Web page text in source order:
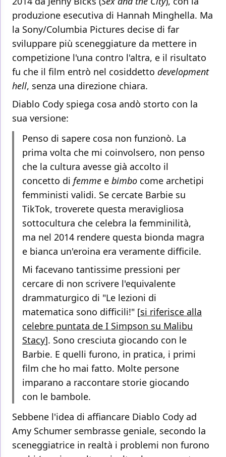
produzione esecutiva di Hannah Minghella. Ma
la Sony/Columbia Pictures decise di far
sviluppare più sceneggiature da mettere in
competizione l'una contro l'altra, e il risultato
fu che il film entrò nel cosiddetto development
hell, senza una direzione chiara.
Diablo Cody spiega cosa andò storto con la
sua versione:
Penso di sapere cosa non funzionò. La
prima volta che mi coinvolsero, non penso
che la cultura avesse già accolto il
concetto di femme e bimbo come archetipi
femministi validi. Se cercate Barbie su
TikTok, troverete questa meravigliosa
sottocultura che celebra la femminilità,
ma nel 2014 rendere questa bionda magra
e bianca un'eroina era veramente difficile.
Mi facevano tantissime pressioni per
cercare di non scrivere l'equivalente
drammaturgico di "Le lezioni di
matematica sono difficili!" [si riferisce alla
celebre puntata de I Simpson su Malibu
Stacy]. Sono cresciuta giocando con le
Barbie. E quelli furono, in pratica, i primi
film che ho mai fatto. Molte persone
imparano a raccontare storie giocando
con le bambole.
Sebbene l'idea di affiancare Diablo Cody ad
Amy Schumer sembrasse geniale, secondo la
sceneggiatrice in realtà i problemi non furono